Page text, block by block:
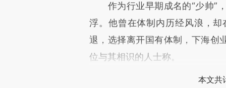
作为行业早期成名的“少帅”，
浮。他曾在体制内历经风浪，
退，选择离开国有体制，下海创
位与其相识的人士称。
本文共